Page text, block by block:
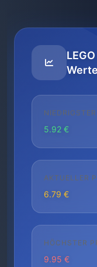
5.92 €
AKTUELLER
6.79 €
HÖCHSTER
9.95 €